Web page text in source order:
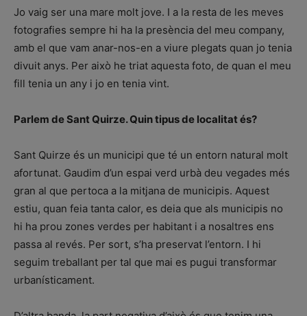
Jo vaig ser una mare molt jove. I a la resta de les meves
fotografies sempre hi ha la presència del meu company,
amb el que vam anar-nos-en a viure plegats quan jo tenia
divuit anys. Per això he triat aquesta foto, de quan el meu
fill tenia un any i jo en tenia vint.
Parlem de Sant Quirze. Quin tipus de localitat és?
Sant Quirze és un municipi que té un entorn natural molt
afortunat. Gaudim d’un espai verd urbà deu vegades més
gran al que pertoca a la mitjana de municipis. Aquest
estiu, quan feia tanta calor, es deia que als municipis no
hi ha prou zones verdes per habitant i a nosaltres ens
passa al revés. Per sort, s’ha preservat l’entorn. I hi
seguim treballant per tal que mai es pugui transformar
urbanísticament.